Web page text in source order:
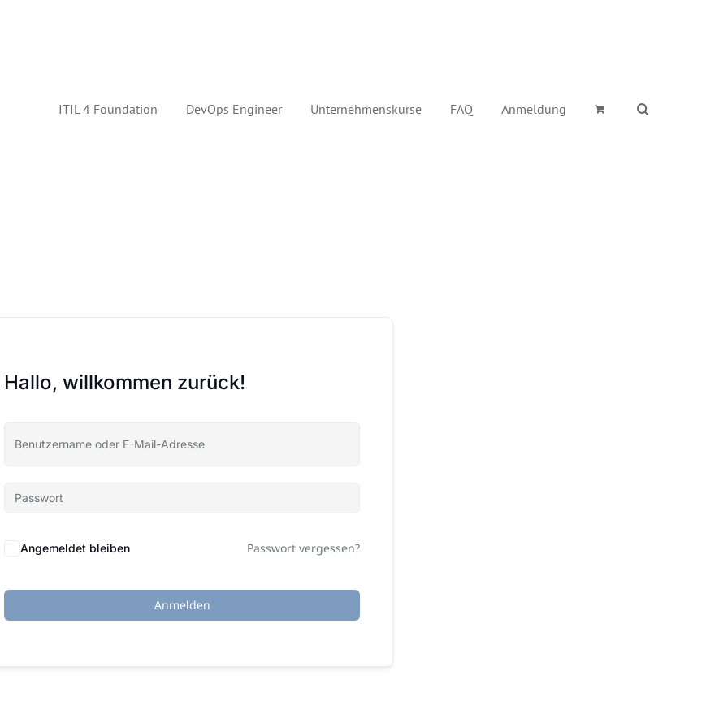
ITIL 4 Foundation DevOps Engineer Unternehmenskurse FAQ Anmeldung
Hallo, willkommen zurück!
Angemeldet bleiben Passwort vergessen?
Anmelden